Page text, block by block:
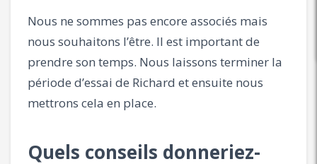
Nous ne sommes pas encore associés mais
nous souhaitons l’être. Il est important de
prendre son temps. Nous laissons terminer la
période d’essai de Richard et ensuite nous
mettrons cela en place.
Quels conseils donneriez-